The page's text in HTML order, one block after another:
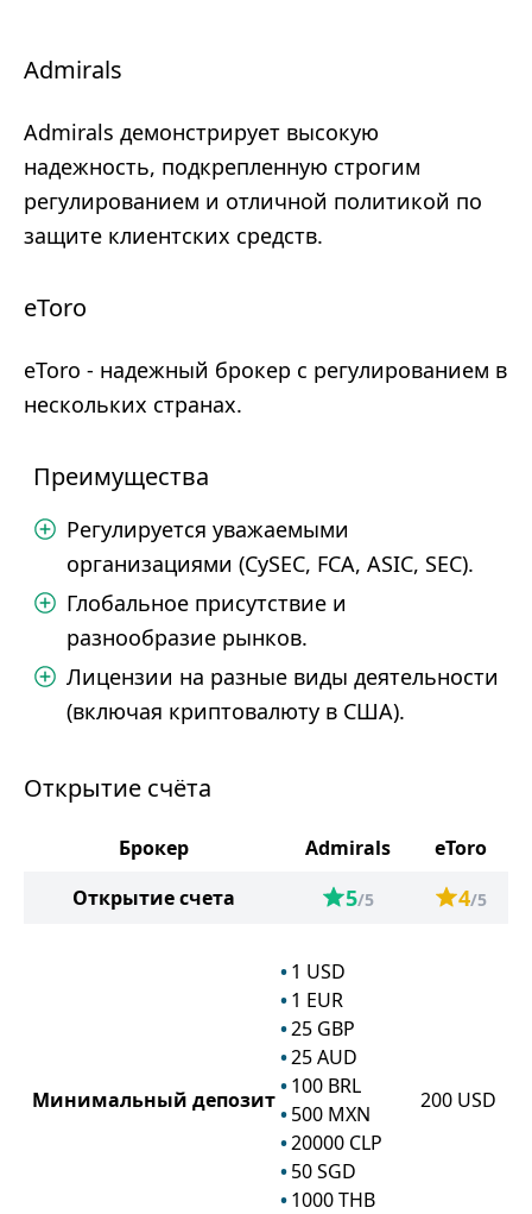
Admirals
Admirals демонстрирует высокую
надежность, подкрепленную строгим
регулированием и отличной политикой по
защите клиентских средств.
eToro
eToro - надежный брокер с регулированием в
нескольких странах.
Преимущества
Регулируется уважаемыми
организациями (CySEC, FCA, ASIC, SEC).
Глобальное присутствие и
разнообразие рынков.
Лицензии на разные виды деятельности
(включая криптовалюту в США).
Открытие счёта
Брокер Admirals
eToro
Открытие счета
5/5 4/5
Минимальный депозит
1 USD
1 EUR
25 GBP
25 AUD
100 BRL
500 MXN
20000 CLP
50 SGD
1000 THB
200 USD